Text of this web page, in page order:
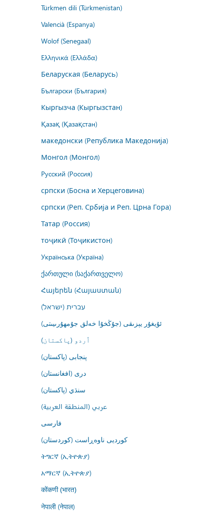
Türkmen dili (Türkmenistan)
Valencià (Espanya)
Wolof (Senegaal)
Ελληνικά (Ελλάδα)
Беларуская (Беларусь)
Български (България)
Кыргызча (Кыргызстан)
Қазақ (Қазақстан)
македонски (Република Македонија)
Монгол (Монгол)
Русский (Россия)
српски (Босна и Херцеговина)
српски (Реп. Србија и Реп. Црна Гора)
Татар (Россия)
тоҷикӣ (Тоҷикистон)
Українська (Україна)
ქართული (საქართველო)
Հայերեն (Հայաստան)
עברית (ישראל)
ئۇيغۇر يېزىقى (جۇڭخۇا خەلق جۇمھۇرىيىتى)
اُردو (پاکستان)
پنجابی (پاکستان)
درى (افغانستان)
سنڌي (پاکستان)
عربي (المنطقة العربية)
فارسى
کوردیی ناوەڕاست (کوردستان)
ትግርኛ (ኢትዮጵያ)
አማርኛ (ኢትዮጵያ)
कोंकणी (भारत)
नेपाली (नेपाल)